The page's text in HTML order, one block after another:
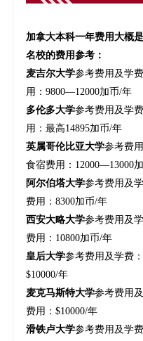
加拿大本科一年费用大概
名校的费用参考：
麦吉尔大学参考费用及学
用：9800—12000加币/年
多伦多大学参考费用及学
用：最高14895加币/年
英属哥伦比亚大学参考费
食宿费用：12000—13000
阿尔伯塔大学参考费用及
费用：8300加币/年
西安大略大学参考费用及
费用：10800加币/年
皇后大学参考费用及学费
$10000/年
麦克马斯特大学参考费用
费用：$10000/年
滑铁卢大学参考费用及学